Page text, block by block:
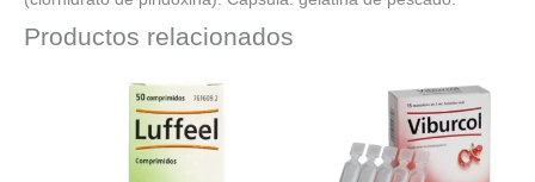
Productos relacionados